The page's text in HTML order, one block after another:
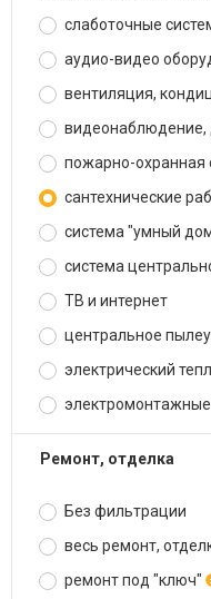
слаботочные
аудио-видео
вентиляция,
пожарно-охранная
сантехнические
система "умный
система
ТВ и интернет
центральное
электрический
ремонт, отделка
Без фильтрации
весь ремонт,
ремонт под "ключ"